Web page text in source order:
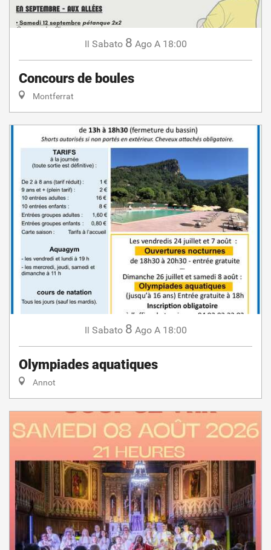
Sabato 8 Ago A 18:00
Concours de boules
Montferrat
Sabato 8 Ago A 18:00
Olympiades aquatiques
Annot